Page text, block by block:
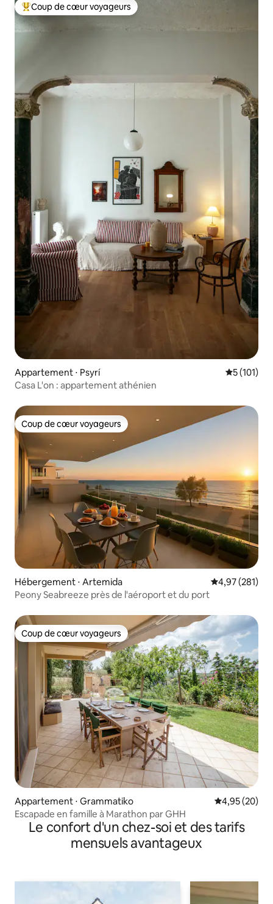
Coups de cœur voyageurs les plus appréciés
Coup de cœur voyageurs
Appartement ⋅ Psyrí Évaluation
5 (101)
Casa L'on : appartement athénien
Coup de cœur voyageurs
Coup de cœur voyageurs
Hébergement ⋅ Artemida Évaluation
4,97 (281)
Peony Seabreeze près de l'aéroport et du port
Coup de cœur voyageurs
Coup de cœur voyageurs
Appartement ⋅ Grammatiko Évaluation
4,95 (20)
Escapade en famille à Marathon par GHH
Le confort d'un chez-soi et des tarifs
mensuels avantageux